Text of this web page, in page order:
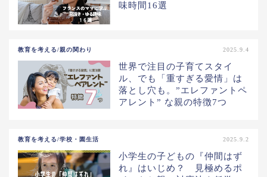
味時間16選
教育を考える/親の関わり 2025.9.4
世界で注目の子育てスタイ
ル、でも「重すぎる愛情」は
落とし穴も。”エレファントペ
アレント” な親の特徴7つ
教育を考える/学校・園生活 2025.9.2
小学生の子どもの『仲間はず
れ』はいじめ？ 見極めるポ